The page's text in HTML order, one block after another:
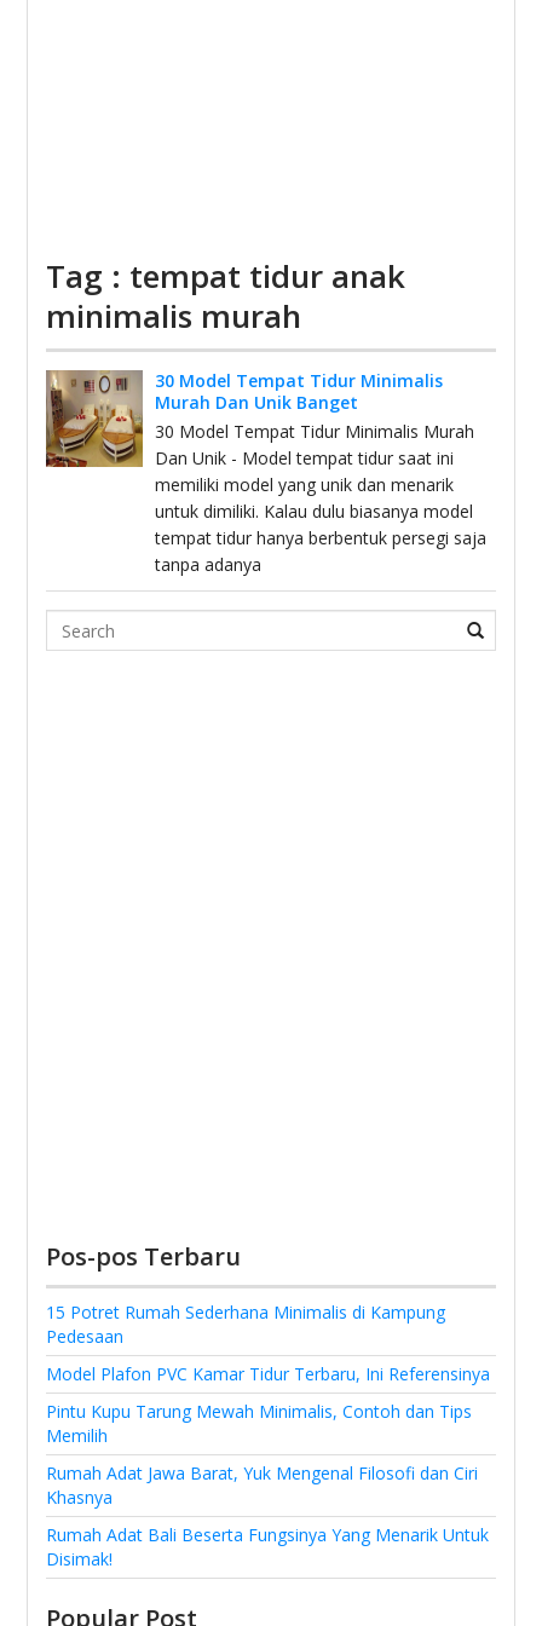
Tag : tempat tidur anak
minimalis murah
30 Model Tempat Tidur Minimalis
Murah Dan Unik Banget
30 Model Tempat Tidur Minimalis Murah
Dan Unik - Model tempat tidur saat ini
memiliki model yang unik dan menarik
untuk dimiliki. Kalau dulu biasanya model
tempat tidur hanya berbentuk persegi saja
tanpa adanya
Search
Pos-pos Terbaru
15 Potret Rumah Sederhana Minimalis di Kampung
Pedesaan
Model Plafon PVC Kamar Tidur Terbaru, Ini Referensinya
Pintu Kupu Tarung Mewah Minimalis, Contoh dan Tips
Memilih
Rumah Adat Jawa Barat, Yuk Mengenal Filosofi dan Ciri
Khasnya
Rumah Adat Bali Beserta Fungsinya Yang Menarik Untuk
Disimak!
Popular Post